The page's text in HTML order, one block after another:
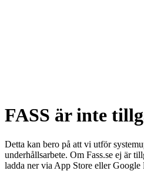
FASS är inte
Detta kan bero på att vi utför
underhållsarbete. Om Fass.se ej är
ladda ner via App Store eller Google